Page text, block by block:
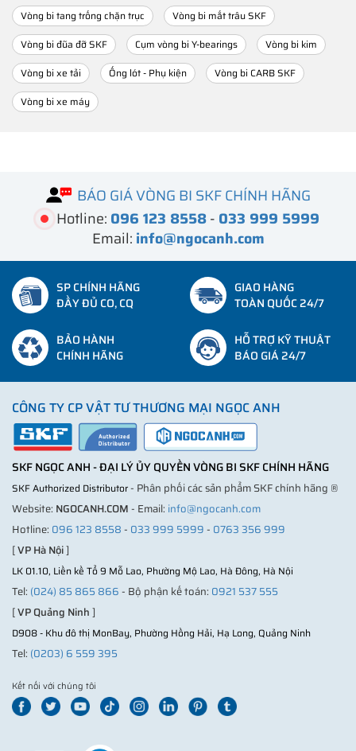
Vòng bi tang trống chặn trục
Vòng bi mắt trâu SKF
Vòng bi đũa đỡ SKF
Cụm vòng bi Y-bearings
Vòng bi kim
Vòng bi xe tải
Ống lót - Phụ kiện
Vòng bi CARB SKF
Vòng bi xe máy
BÁO GIÁ VÒNG BI SKF CHÍNH HÃNG
Hotline: 096 123 8558- 033 999 5999
Email: info@ngocanh.com
SP CHÍNH HÃNG
ĐẦY ĐỦ CO, CQ
GIAO HÀNG
TOÀN QUỐC 24/7
BẢO HÀNH
CHÍNH HÃNG
HỖ TRỢ KỸ THUẬT
BÁO GIÁ 24/7
CÔNG TY CP VẬT TƯ THƯƠNG MẠI NGỌC ANH
SKF NGỌC ANH - ĐẠI LÝ ỦY QUYỀN VÒNG BI SKF CHÍNH HÃNG
SKF Authorized Distributor- Phân phối các sản phẩm SKF chính hãng ®
Website: NGOCANH.COM- Email: info@ngocanh.com
Hotline: 096 123 8558- 033 999 5999- 0763 356 999
[VP Hà Nội]
LK 01.10, Liền kề Tổ 9 Mỗ Lao, Phường Mộ Lao, Hà Đông, Hà Nội
Tel: (024) 85 865 866- Bộ phận kế toán: 0921 537 555
[VP Quảng Ninh]
D908 - Khu đô thị MonBay, Phường Hồng Hải, Hạ Long, Quảng Ninh
Tel: (0203) 6 559 395
Kết nối với chúng tôi